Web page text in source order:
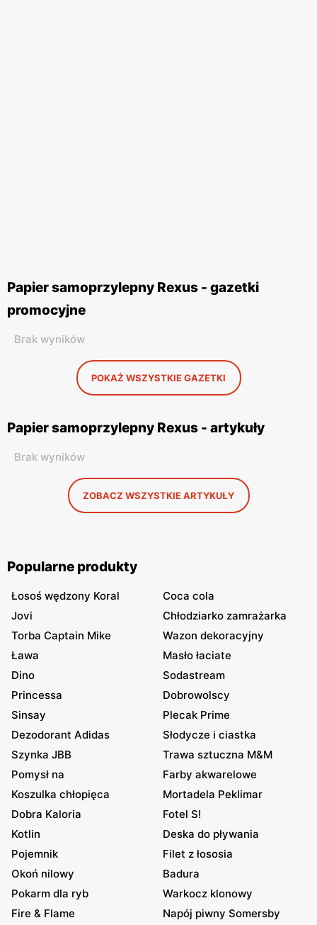
Papier samoprzylepny Rexus - gazetki
promocyjne
Brak wyników
POKAŻ WSZYSTKIE GAZETKI
Papier samoprzylepny Rexus - artykuły
Brak wyników
ZOBACZ WSZYSTKIE ARTYKUŁY
Popularne produkty
Łosoś wędzony Koral
Coca cola
Jovi
Chłodziarko zamrażarka
Torba Captain Mike
Wazon dekoracyjny
Ława
Masło łaciate
Dino
Sodastream
Princessa
Dobrowolscy
Sinsay
Plecak Prime
Dezodorant Adidas
Słodycze i ciastka
Szynka JBB
Trawa sztuczna M&M
Pomysł na
Farby akwarelowe
Koszulka chłopięca
Mortadela Peklimar
Dobra Kaloria
Fotel S!
Kotlin
Deska do pływania
Pojemnik
Filet z łososia
Okoń nilowy
Badura
Pokarm dla ryb
Warkocz klonowy
Fire & Flame
Napój piwny Somersby